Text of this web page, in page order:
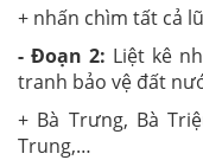
+ nhấn chìm tất cả
- Đoạn 2: Liệt kê
tranh bảo vệ đất
+ Bà Trưng, Bà
Trung,…